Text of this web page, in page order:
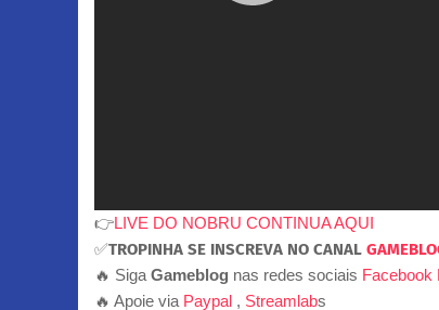
👉LIVE DO NOBRU CONTINUA AQUI
✅TROPINHA SE INSCREVA NO CANAL
🔥 Siga Gameblog nas redes sociais Facebook
🔥 Apoie via Paypal , Streamlabs